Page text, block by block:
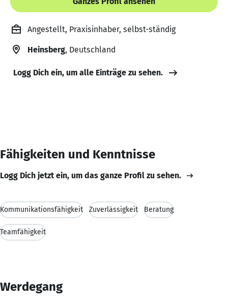
Angestellt, Praxisinhaber, selbst-ständig
Heinsberg, Deutschland
Logg Dich ein, um alle Einträge zu sehen.
Fähigkeiten und Kenntnisse
Logg Dich jetzt ein, um das ganze Profil zu sehen.
Kommunikationsfähigkeit Zuverlässigkeit Beratung
Teamfähigkeit
Werdegang